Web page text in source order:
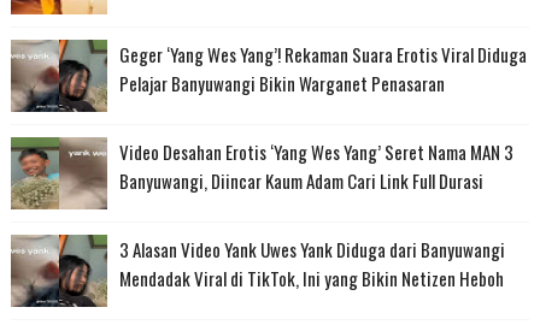
Geger ‘Yang Wes Yang’! Rekaman Suara Erotis Viral Diduga
Pelajar Banyuwangi Bikin Warganet Penasaran
Video Desahan Erotis ‘Yang Wes Yang’ Seret Nama MAN 3
Banyuwangi, Diincar Kaum Adam Cari Link Full Durasi
3 Alasan Video Yank Uwes Yank Diduga dari Banyuwangi
Mendadak Viral di TikTok, Ini yang Bikin Netizen Heboh